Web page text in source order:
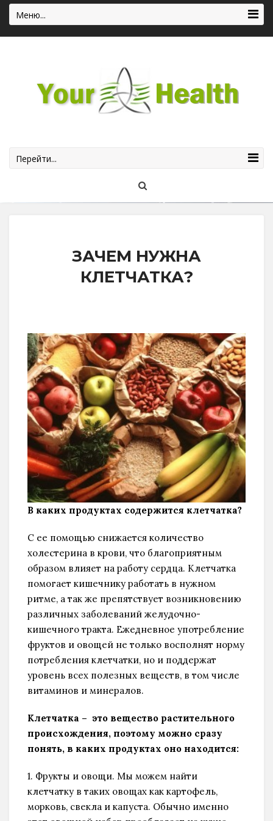
Меню...
Перейти...
ЗАЧЕМ НУЖНА
КЛЕТЧАТКА?
В каких продуктах содержится клетчатка?
С ее помощью снижается количество
холестерина в крови, что благоприятным
образом влияет на работу сердца. Клетчатка
помогает кишечнику работать в нужном
ритме, а так же препятствует возникновению
различных заболеваний желудочно-
кишечного тракта. Ежедневное употребление
фруктов и овощей не только восполнят норму
потребления клетчатки, но и поддержат
уровень всех полезных веществ, в том числе
витаминов и минералов.
Клетчатка – это вещество растительного
происхождения, поэтому можно сразу
понять, в каких продуктах оно находится:
1. Фрукты и овощи. Мы можем найти
клетчатку в таких овощах как картофель,
морковь, свекла и капуста. Обычно именно